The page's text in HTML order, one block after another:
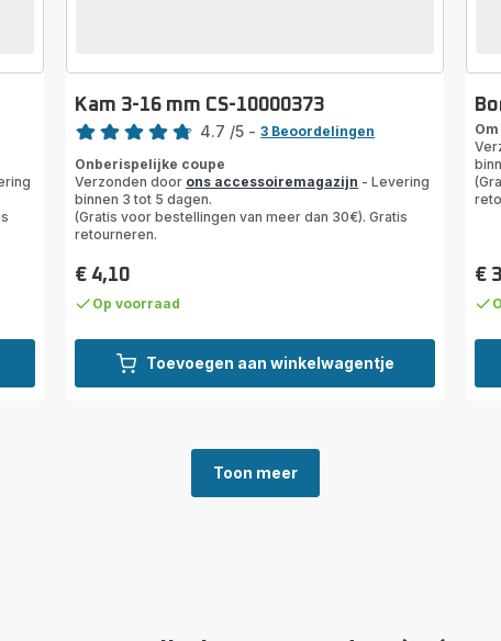
Toevoegen aan winkelwagentje
Kam 3-16 mm CS-10000373
Beoordeling
4.7 /5 - 3 Beoordelingen
Onberispelijke coupe
Verzonden door ons accessoiremagazijn - Levering
binnen 3 tot 5 dagen.
(Gratis voor bestellingen van meer dan 30€). Gratis
retourneren.
Prijs
€ 4,10
Op voorraad
Prijs
€
Toon meer